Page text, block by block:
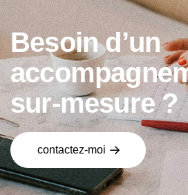
Besoin d’un
accompagne
sur-mesure ?
contactez-moi